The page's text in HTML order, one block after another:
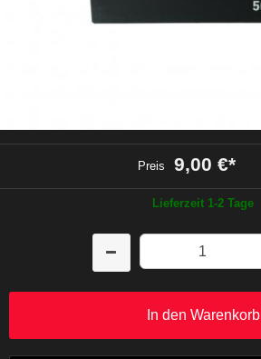
Preis 9,00 €*
Lieferzeit 1-2 Tage
In den Warenkorb